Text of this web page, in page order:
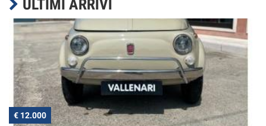
ULTIMI ARRIVI
€ 12.000